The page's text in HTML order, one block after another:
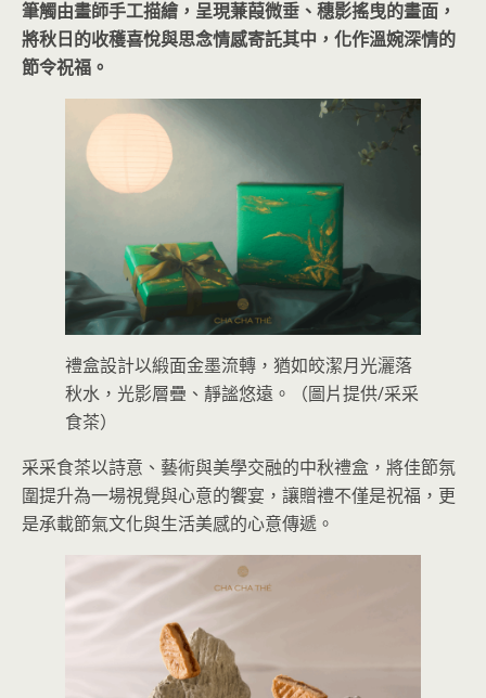
筆觸由畫師手工描繪，呈現蒹葭微垂、穗影搖曳的畫面，
將秋日的收穫喜悅與思念情感寄託其中，化作溫婉深情的
節令祝福。
禮盒設計以緞面金墨流轉，猶如皎潔月光灑落
秋水，光影層疊、靜謐悠遠。（圖片提供/采采
食茶）
采采食茶以詩意、藝術與美學交融的中秋禮盒，將佳節氛
圍提升為一場視覺與心意的饗宴，讓贈禮不僅是祝福，更
是承載節氣文化與生活美感的心意傳遞。